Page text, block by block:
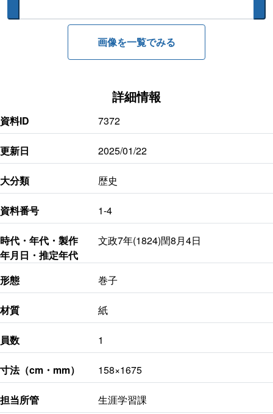
画像を一覧でみる
詳細情報
資料ID 7372
更新日 2025/01/22
大分類 歴史
資料番号 1-4
時代・年代・製作
年月日・推定年代
文政7年(1824)閏8月4日
形態 巻子
材質 紙
員数 1
寸法（cm・mm） 158×1675
担当所管 生涯学習課